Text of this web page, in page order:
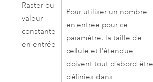
Raster ou
valeur
constante
en entrée
Pour utiliser un nombre
en entrée pour ce
paramètre, la taille de
cellule et l’étendue
doivent tout d’abord être
définies dans